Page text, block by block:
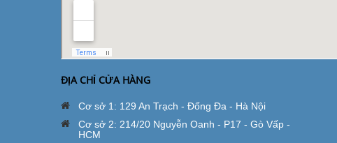
ĐỊA CHỈ CỬA HÀNG
Cơ sở 1: 129 An Trạch - Đống Đa - Hà Nội
Cơ sở 2: 214/20 Nguyễn Oanh - P17 - Gò Vấp -
HCM